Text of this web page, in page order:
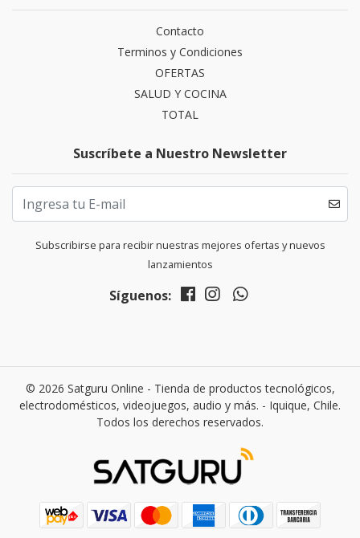
Contacto
Terminos y Condiciones
OFERTAS
SALUD Y COCINA
TOTAL
Suscríbete a Nuestro Newsletter
Subscribirse para recibir nuestras mejores ofertas y nuevos
lanzamientos
Síguenos:
© 2026 Satguru Online - Tienda de productos tecnológicos,
electrodomésticos, videojuegos, audio y más. - Iquique, Chile.
Todos los derechos reservados.